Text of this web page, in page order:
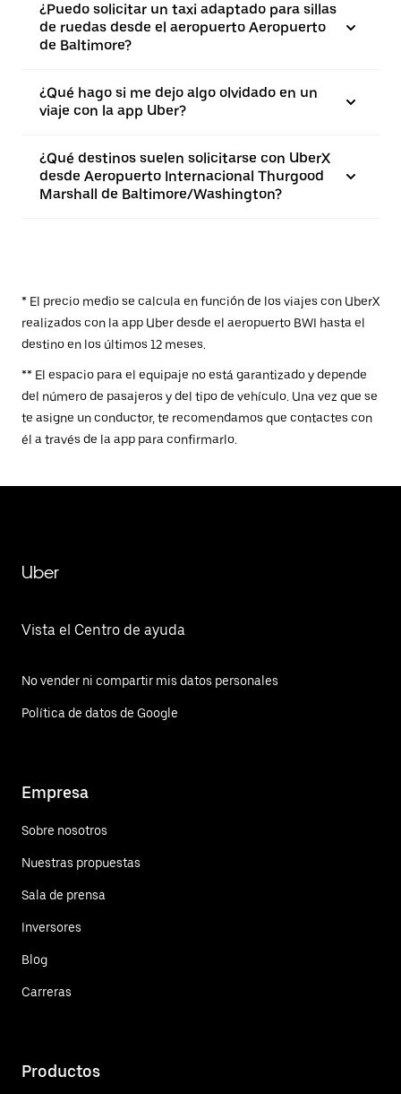
¿Puedo solicitar un taxi adaptado para sillas
de ruedas desde el aeropuerto Aeropuerto
de Baltimore?
¿Qué hago si me dejo algo olvidado en un
viaje con la app Uber?
¿Qué destinos suelen solicitarse con UberX
desde Aeropuerto Internacional Thurgood
Marshall de Baltimore/Washington?
* El precio medio se calcula en función de los viajes con UberX
realizados con la app Uber desde el aeropuerto BWI hasta el
destino en los últimos 12 meses.
** El espacio para el equipaje no está garantizado y depende
del número de pasajeros y del tipo de vehículo. Una vez que se
te asigne un conductor, te recomendamos que contactes con
él a través de la app para confirmarlo.
Uber
Vista el Centro de ayuda
No vender ni compartir mis datos personales
Política de datos de Google
Empresa
Sobre nosotros
Nuestras propuestas
Sala de prensa
Inversores
Blog
Carreras
Productos